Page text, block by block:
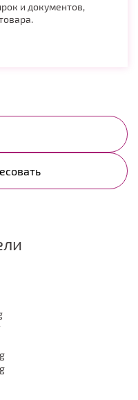
и документов,